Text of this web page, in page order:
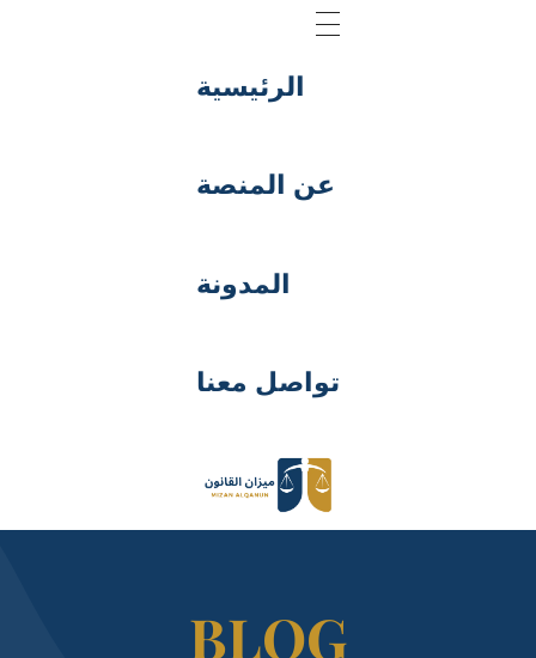
الرئيسية
عن المنصة
المدونة
تواصل معنا